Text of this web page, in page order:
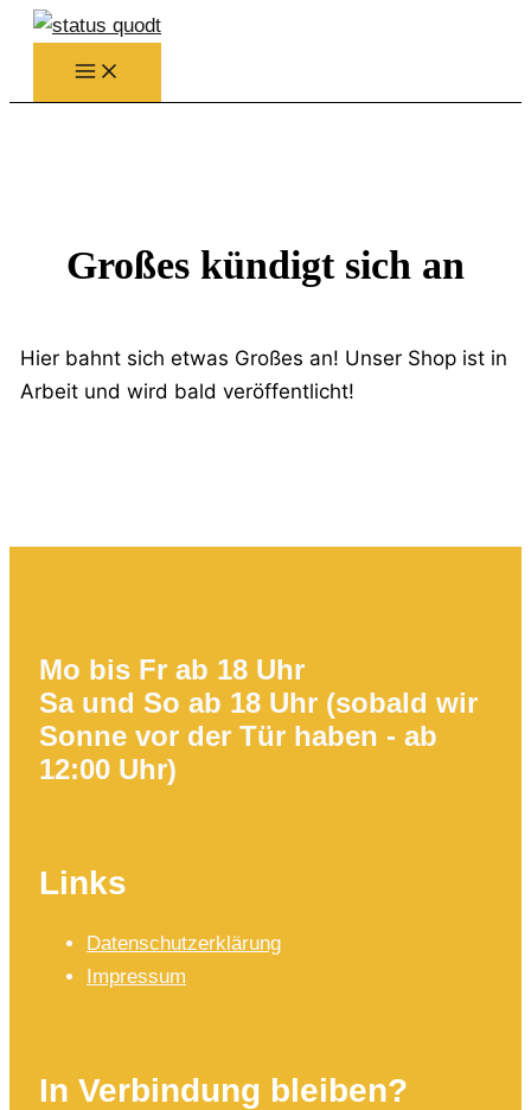
Zum
Inhalt
springen
Großes kündigt sich an
Hier bahnt sich etwas Großes an! Unser Shop ist in
Arbeit und wird bald veröffentlicht!
Mo bis Fr ab 18 Uhr
Sa und So ab 18 Uhr (sobald wir
Sonne vor der Tür haben - ab
12:00 Uhr)
Links
Datenschutzerklärung
Impressum
In Verbindung bleiben?